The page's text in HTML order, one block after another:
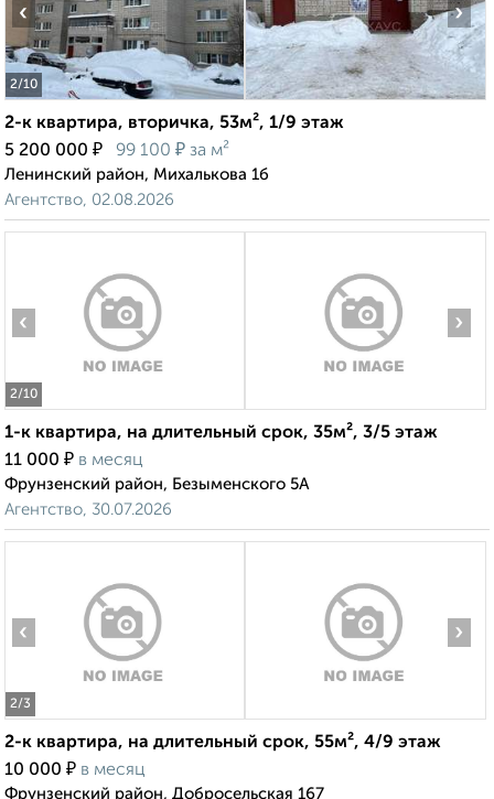
2/10
‹ ›
2-к квартира, вторичка, 53м², 1/9 этаж
5 200 000 ₽ 99 100 ₽ за м²
Ленинский район, Михалькова 1б
Агентство, 02.08.2026
2/10
‹ ›
1-к квартира, на длительный срок, 35м², 3/5 этаж
11 000 ₽ в месяц
Фрунзенский район, Безыменского 5А
Агентство, 30.07.2026
2/3
‹ ›
2-к квартира, на длительный срок, 55м², 4/9 этаж
10 000 ₽ в месяц
Фрунзенский район, Добросельская 167